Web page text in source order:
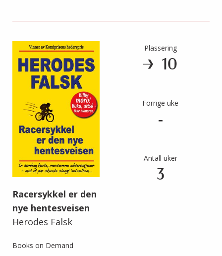
Racersykkel er den
nye hentesveisen
Herodes Falsk
Books on Demand
Plassering
10
Forrige uke
-
Antall uker
3